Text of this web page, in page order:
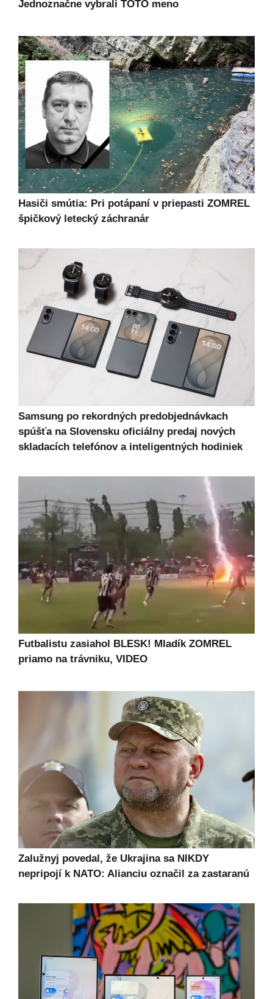
Jednoznačne vybrali TOTO meno
Hasiči smútia: Pri potápaní v priepasti ZOMREL
špičkový letecký záchranár
Samsung po rekordných predobjednávkach
spúšťa na Slovensku oficiálny predaj nových
skladacích telefónov a inteligentných hodiniek
Futbalistu zasiahol BLESK! Mladík ZOMREL
priamo na trávniku, VIDEO
Zalužnyj povedal, že Ukrajina sa NIKDY
nepripojí k NATO: Alianciu označil za zastaranú